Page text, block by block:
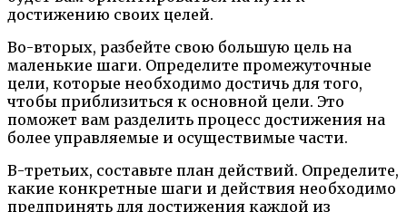
достижению своих целей.
Во-вторых, разбейте свою большую цель на
маленькие шаги. Определите промежуточные
цели, которые необходимо достичь для того,
чтобы приблизиться к основной цели. Это
поможет вам разделить процесс достижения на
более управляемые и осуществимые части.
В-третьих, составьте план действий. Определите,
какие конкретные шаги и действия необходимо
предпринять для достижения каждой из